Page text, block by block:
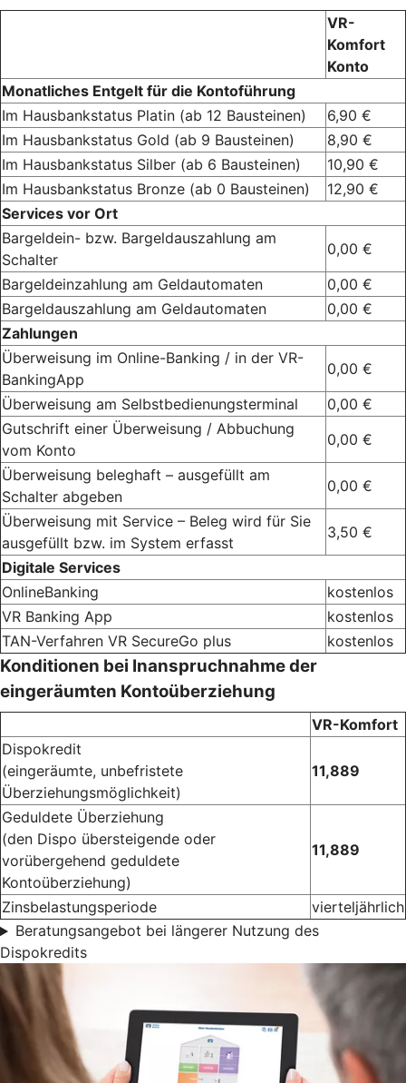
VR-
Komfort
Konto
Monatliches Entgelt für die Kontoführung
Im Hausbankstatus Platin (ab 12 Bausteinen)
6,90 €
Im Hausbankstatus Gold (ab 9 Bausteinen)
8,90 €
Im Hausbankstatus Silber (ab 6 Bausteinen)
10,90 €
Im Hausbankstatus Bronze (ab 0 Bausteinen)
12,90 €
Services vor Ort
Bargeldein- bzw. Bargeldauszahlung am
Schalter
0,00 €
Bargeldeinzahlung am Geldautomaten
0,00 €
Bargeldauszahlung am Geldautomaten
0,00 €
Zahlungen
Überweisung im Online-Banking / in der VR-
BankingApp
0,00 €
Überweisung am Selbstbedienungs­terminal
0,00 €
Gutschrift einer Überweisung / Abbuchung
vom Konto
0,00 €
Überweisung beleghaft – ausgefüllt am
Schalter abgeben
0,00 €
Überweisung mit Service – Beleg wird für Sie
ausgefüllt bzw. im System erfasst
3,50 €
Digitale Services
OnlineBanking
kostenlos
VR Banking App
kostenlos
TAN-Verfahren VR SecureGo plus
kostenlos
Konditionen bei Inanspruchnahme der
eingeräumten Kontoüberziehung
VR-Komfort
Dispokredit
(eingeräumte, unbefristete
Überziehungsmöglichkeit)
11,889
Geduldete Überziehung
(den Dispo übersteigende oder
vorübergehend geduldete
Kontoüberziehung)
11,889
Zinsbelastungsperiode
vierteljährlich
Beratungsangebot bei längerer Nutzung des
Dispokredits